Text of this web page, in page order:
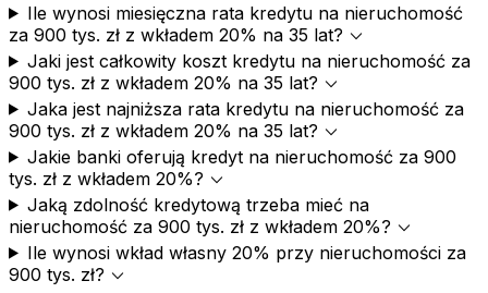
Ile wynosi miesięczna rata kredytu na nieruchomość
za 900 tys. zł z wkładem 20% na 35 lat? expand_more
Jaki jest całkowity koszt kredytu na nieruchomość za
900 tys. zł z wkładem 20% na 35 lat? expand_more
Jaka jest najniższa rata kredytu na nieruchomość za
900 tys. zł z wkładem 20% na 35 lat? expand_more
Jakie banki oferują kredyt na nieruchomość za 900
tys. zł z wkładem 20%? expand_more
Jaką zdolność kredytową trzeba mieć na
nieruchomość za 900 tys. zł z wkładem 20%? expand_more
Ile wynosi wkład własny 20% przy nieruchomości za
900 tys. zł? expand_more